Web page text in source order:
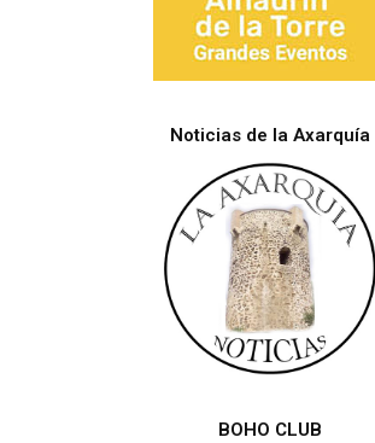
Noticias de la Axarquía
BOHO CLUB